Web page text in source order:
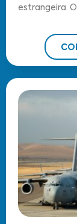
estrangeira.